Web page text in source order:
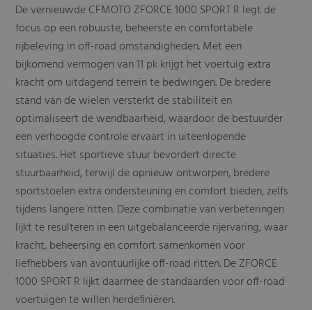
De vernieuwde CFMOTO ZFORCE 1000 SPORT R legt de
focus op een robuuste, beheerste en comfortabele
rijbeleving in off-road omstandigheden. Met een
bijkomend vermogen van 11 pk krijgt het voertuig extra
kracht om uitdagend terrein te bedwingen. De bredere
stand van de wielen versterkt de stabiliteit en
optimaliseert de wendbaarheid, waardoor de bestuurder
een verhoogde controle ervaart in uiteenlopende
situaties. Het sportieve stuur bevordert directe
stuurbaarheid, terwijl de opnieuw ontworpen, bredere
sportstoelen extra ondersteuning en comfort bieden, zelfs
tijdens langere ritten. Deze combinatie van verbeteringen
lijkt te resulteren in een uitgebalanceerde rijervaring, waar
kracht, beheersing en comfort samenkomen voor
liefhebbers van avontuurlijke off-road ritten. De ZFORCE
1000 SPORT R lijkt daarmee de standaarden voor off-road
voertuigen te willen herdefiniëren.